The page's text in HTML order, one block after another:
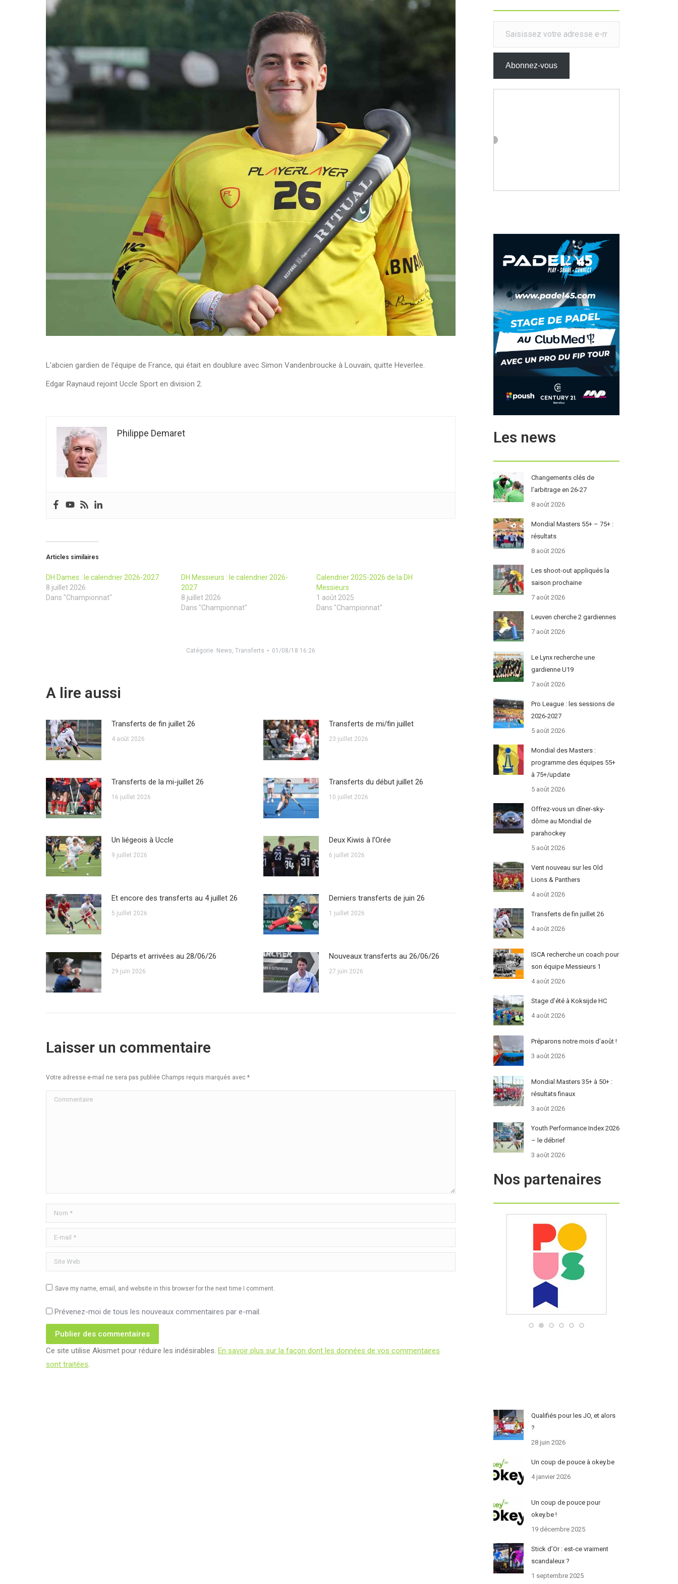
L’abcien gardien de l’équipe de France, qui était en doublure avec Simon Vandenbroucke à Louvain, quitte Heverlee.
Edgar Raynaud rejoint Uccle Sport en division 2.
Philippe Demaret
Articles similaires
DH Dames : le calendrier 2026-2027
8 juillet 2026
Dans "Championnat"
DH Messieurs : le calendrier 2026-
2027
8 juillet 2026
Dans "Championnat"
Calendrier 2025-2026 de la DH
Messieurs
1 août 2025
Dans "Championnat"
Catégorie News, Transferts 01/08/18 16:26
A lire aussi
Transferts de fin juillet 26
4 août 2026
Transferts de mi/fin juillet
23 juillet 2026
Transferts de la mi-juillet 26
16 juillet 2026
Transferts du début juillet 26
10 juillet 2026
Un liégeois à Uccle
9 juillet 2026
Deux Kiwis à l’Orée
6 juillet 2026
Et encore des transferts au 4 juillet 26
5 juillet 2026
Derniers transferts de juin 26
1 juillet 2026
Départs et arrivées au 28/06/26
29 juin 2026
Nouveaux transferts au 26/06/26
27 juin 2026
Laisser un commentaire
Votre adresse e-mail ne sera pas publiée Champs requis marqués avec *
Commentaire
Nom *
E-mail *
Site Web
Save my name, email, and website in this browser for the next time I comment.
Prévenez-moi de tous les nouveaux commentaires par e-mail.
Publier des commentaires
Ce site utilise Akismet pour réduire les indésirables. En savoir plus sur la façon dont les données de vos commentaires
sont traitées.
Saisissez votre adresse e-mail…
Abonnez-vous
Les news
Changements clés de
l’arbitrage en 26-27
8 août 2026
Mondial Masters 55+ – 75+ :
résultats
8 août 2026
Les shoot-out appliqués la
saison prochaine
7 août 2026
Leuven cherche 2 gardiennes
7 août 2026
Le Lynx recherche une
gardienne U19
7 août 2026
Pro League : les sessions de
2026-2027
5 août 2026
Mondial des Masters :
programme des équipes 55+
à 75+/update
5 août 2026
Offrez-vous un dîner-sky-
dôme au Mondial de
parahockey
5 août 2026
Vent nouveau sur les Old
Lions & Panthers
4 août 2026
Transferts de fin juillet 26
4 août 2026
ISCA recherche un coach pour
son équipe Messieurs 1
4 août 2026
Stage d’été à Koksijde HC
4 août 2026
Préparons notre mois d’août !
3 août 2026
Mondial Masters 35+ à 50+ :
résultats finaux
3 août 2026
Youth Performance Index 2026
– le débrief
3 août 2026
Nos partenaires
Qualifiés pour les JO, et alors
?
28 juin 2026
Un coup de pouce à okey.be
4 janvier 2026
Un coup de pouce pour
okey.be !
19 décembre 2025
Stick d’Or : est-ce vraiment
scandaleux ?
1 septembre 2025